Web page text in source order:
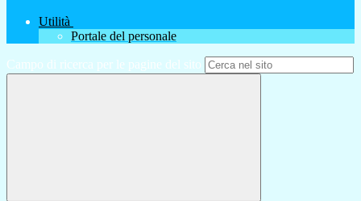
Utilità
Portale del personale
Campo di ricerca per le pagine del sito